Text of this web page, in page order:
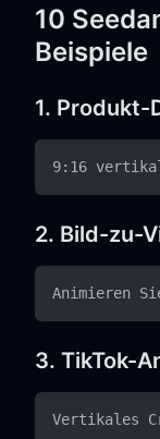
10
Beispiele
1. Produkt-
2. Bild-zu-
3. TikTok-